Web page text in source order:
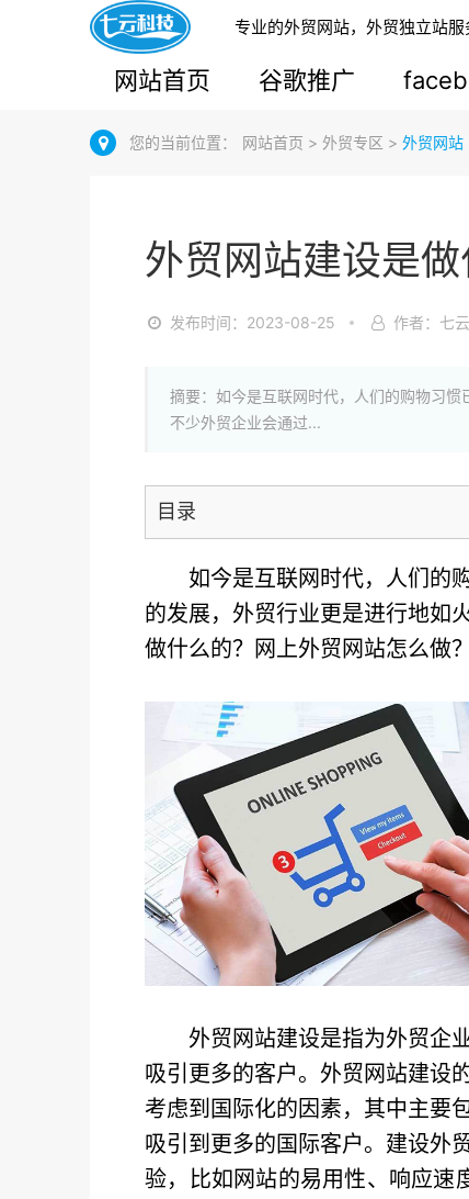
专业的外贸网站，外贸独立站服
网站首页 谷歌推广
您的当前位置： 网站首页 > 外贸专区 > 外贸网站
外贸网站建设是
发布时间：2023-08-25 作者：七
摘要：如今是互联网时代，人们的购物习
不少外贸企业会通过...
目录
如今是互联网时代，人们的
的发展，外贸行业更是进行地如
做什么的？网上外贸网站怎么做
外贸网站建设是指为外贸企
吸引更多的客户。外贸网站建设
考虑到国际化的因素，其中主要
吸引到更多的国际客户。建设外
验，比如网站的易用性、响应速